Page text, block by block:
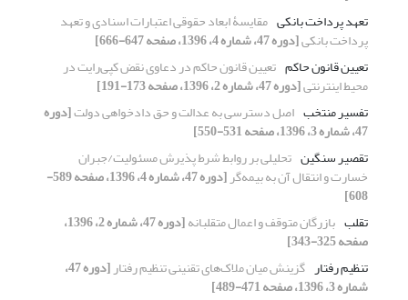
تعهد پرداخت بانکی مقایسۀ ابعاد حقوقی اعتبارات اسنادی و تعهد
پرداخت بانکی[دوره 47، شماره 4، 1396، صفحه 647-666]
تعیین قانون حاکم تعیین قانون حاکم در دعاوى نقض کپی‌رایت در
محیط اینترنتى[دوره 47، شماره 2، 1396، صفحه 173-191]
تفسیر منتخب اصل دسترسی به عدالت و حق دادخواهی دولت[دوره
47، شماره 3، 1396، صفحه 531-550]
تقصیر سنگین تحلیلی بر روابط شرط پذیرش مسئولیت/جبران
خسارت و انتقال آن به بیمه‌گر [دوره 47، شماره 4، 1396، صفحه 589-
608]
تقلب بازرگان متوقف و اعمال متقلبانه [دوره 47، شماره 2، 1396،
صفحه 325-343]
تنظیم رفتار گزینش میان ملاک‌های تقنینی تنظیم رفتار [دوره 47،
شماره 3، 1396، صفحه 471-489]